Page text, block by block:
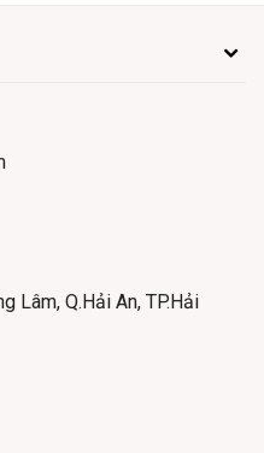
Lâm, Q.Hải An, TP.Hải